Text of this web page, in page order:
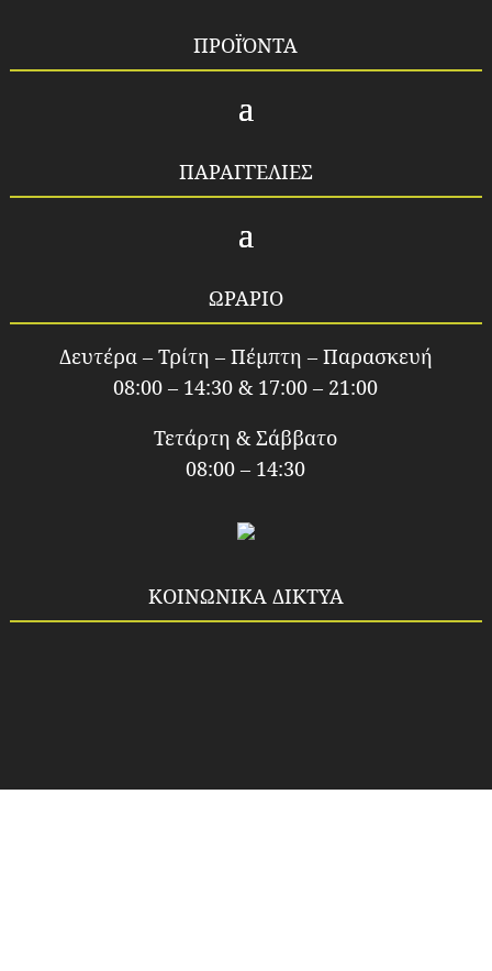
ΠΡΟΪΌΝΤΑ
ΠΑΡΑΓΓΕΛΙΕΣ
ΩΡΑΡΙΟ
Δευτέρα – Τρίτη – Πέμπτη – Παρασκευή
08:00 – 14:30 & 17:00 – 21:00
Τετάρτη & Σάββατο
08:00 – 14:30
ΚΟΙΝΩΝΙΚΑ ΔΙΚΤΥΑ